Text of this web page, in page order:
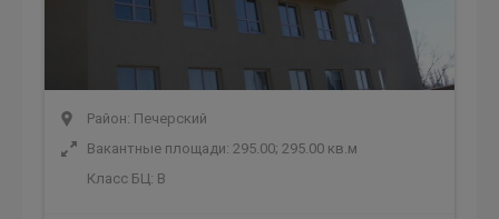
Район: Печерский
Вакантные площади: 295.00; 295.00 кв.м
Класс БЦ: B